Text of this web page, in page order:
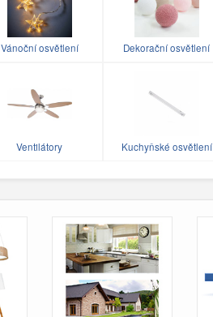
Vánoční osvětlení Dekorační osvětlení
Ventilátory Kuchyňské osvětlení